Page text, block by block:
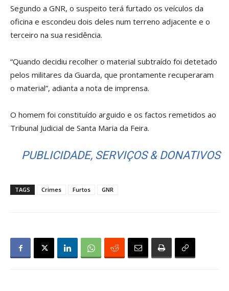
Segundo a GNR, o suspeito terá furtado os veículos da
oficina e escondeu dois deles num terreno adjacente e o
terceiro na sua residência.
“Quando decidiu recolher o material subtraído foi detetado
pelos militares da Guarda, que prontamente recuperaram
o material”, adianta a nota de imprensa.
O homem foi constituído arguido e os factos remetidos ao
Tribunal Judicial de Santa Maria da Feira.
PUBLICIDADE, SERVIÇOS & DONATIVOS
TAGS Crimes Furtos GNR